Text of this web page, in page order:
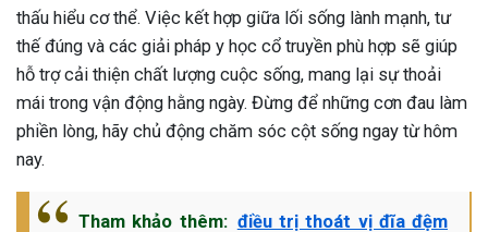
thấu hiểu cơ thể. Việc kết hợp giữa lối sống lành mạnh, tư
thế đúng và các giải pháp y học cổ truyền phù hợp sẽ giúp
hỗ trợ cải thiện chất lượng cuộc sống, mang lại sự thoải
mái trong vận động hằng ngày. Đừng để những cơn đau làm
phiền lòng, hãy chủ động chăm sóc cột sống ngay từ hôm
nay.
Tham khảo thêm: điều trị thoát vị đĩa đệm